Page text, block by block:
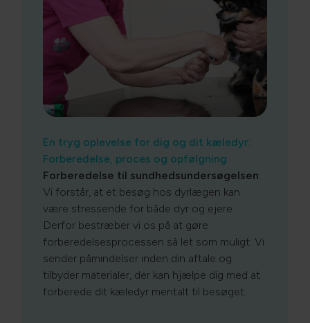
En tryg oplevelse for dig og dit kæledyr:
Forberedelse, proces og opfølgning
Forberedelse til sundhedsundersøgelsen
Vi forstår, at et besøg hos dyrlægen kan
være stressende for både dyr og ejere.
Derfor bestræber vi os på at gøre
forberedelsesprocessen så let som muligt. Vi
sender påmindelser inden din aftale og
tilbyder materialer, der kan hjælpe dig med at
forberede dit kæledyr mentalt til besøget.